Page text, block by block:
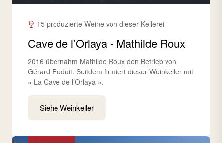
15 produzierte Weine von dieser Kellerei
Cave de l’Orlaya - Mathilde Roux
2016 übernahm Mathilde Roux den Betrieb von
Gérard Roduit. Seitdem firmiert dieser Weinkeller mit
« La Cave de l’Orlaya ».
Siehe Weinkeller